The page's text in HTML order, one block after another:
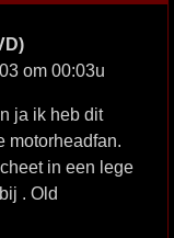
om 00:03u
ja ik heb dit
motorheadfan.
in een lege
. Old